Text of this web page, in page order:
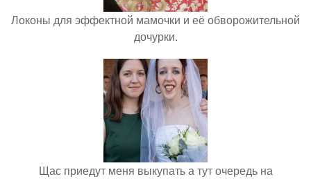
Локоны для эффектной мамочки и её обворожительной
дочурки.
Щас приедут меня выкупать а тут очередь на